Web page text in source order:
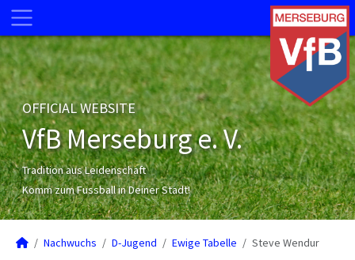
OFFICIAL WEBSITE
VfB Merseburg e. V.
Tradition aus Leidenschaft
Komm zum Fussball in Deiner Stadt!
Nachwuchs D-Jugend Ewige Tabelle Steve Wendur